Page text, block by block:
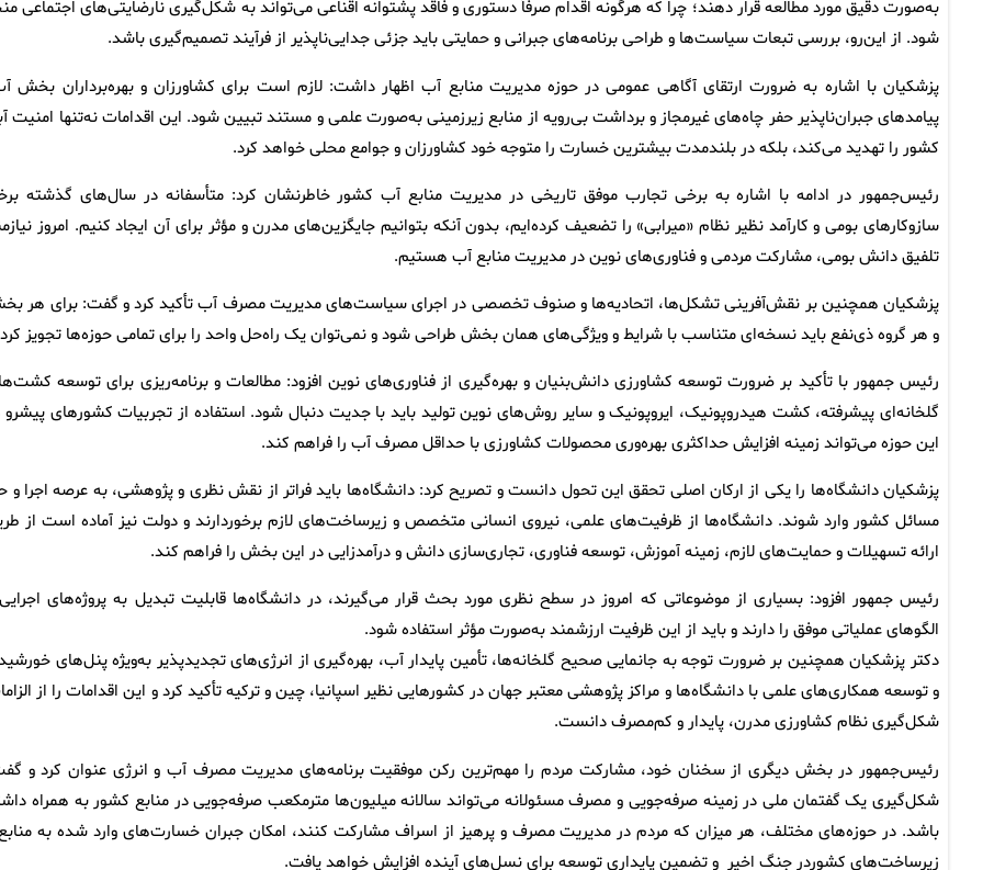
به‌صورت دقیق مورد مطالعه قرار دهند؛ چرا که هرگونه اقدام صرفاً دستوری و فاقد پشتوانه اقناعی می‌تواند به شکل‌گیری نارضایتی‌های اجتماعی
شود. از این‌رو، بررسی تبعات سیاست‌ها و طراحی برنامه‌های جبرانی و حمایتی باید جزئی جدایی‌ناپذیر از فرآیند تصمیم‌گیری باشد.
پزشکیان با اشاره به ضرورت ارتقای آگاهی عمومی در حوزه مدیریت منابع آب اظهار داشت: لازم است برای کشاورزان و بهره‌برداران بخش
پیامدهای جبران‌ناپذیر حفر چاه‌های غیرمجاز و برداشت بی‌رویه از منابع زیرزمینی به‌صورت علمی و مستند تبیین شود. این اقدامات نه‌تنها امنیت
کشور را تهدید می‌کند، بلکه در بلندمدت بیشترین خسارت را متوجه خود کشاورزان و جوامع محلی خواهد کرد.
رئیس‌جمهور در ادامه با اشاره به برخی تجارب موفق تاریخی در مدیریت منابع آب کشور خاطرنشان کرد: متأسفانه در سال‌های گذشته
سازوکارهای بومی و کارآمد نظیر نظام «میرابی» را تضعیف کرده‌ایم، بدون آنکه بتوانیم جایگزین‌های مدرن و مؤثر برای آن ایجاد کنیم. امروز
تلفیق دانش بومی، مشارکت مردمی و فناوری‌های نوین در مدیریت منابع آب هستیم.
پزشکیان همچنین بر نقش‌آفرینی تشکل‌ها، اتحادیه‌ها و صنوف تخصصی در اجرای سیاست‌های مدیریت مصرف آب تأکید کرد و گفت: برای هر
و هر گروه ذی‌نفع باید نسخه‌ای متناسب با شرایط و ویژگی‌های همان بخش طراحی شود و نمی‌توان یک راه‌حل واحد را برای تمامی حوزه‌ها تجویز
رئیس جمهور با تأکید بر ضرورت توسعه کشاورزی دانش‌بنیان و بهره‌گیری از فناوری‌های نوین افزود: مطالعات و برنامه‌ریزی برای توسعه
گلخانه‌ای پیشرفته، کشت هیدروپونیک، ایروپونیک و سایر روش‌های نوین تولید باید با جدیت دنبال شود. استفاده از تجربیات کشورهای پیشرو
این حوزه می‌تواند زمینه افزایش حداکثری بهره‌وری محصولات کشاورزی با حداقل مصرف آب را فراهم کند.
پزشکیان دانشگاه‌ها را یکی از ارکان اصلی تحقق این تحول دانست و تصریح کرد: دانشگاه‌ها باید فراتر از نقش نظری و پژوهشی، به عرصه اجرا و
مسائل کشور وارد شوند. دانشگاه‌ها از ظرفیت‌های علمی، نیروی انسانی متخصص و زیرساخت‌های لازم برخوردارند و دولت نیز آماده است از
ارائه تسهیلات و حمایت‌های لازم، زمینه آموزش، توسعه فناوری، تجاری‌سازی دانش و درآمدزایی در این بخش را فراهم کند.
رئیس جمهور افزود: بسیاری از موضوعاتی که امروز در سطح نظری مورد بحث قرار می‌گیرند، در دانشگاه‌ها قابلیت تبدیل به پروژه‌های
الگوهای عملیاتی موفق را دارند و باید از این ظرفیت ارزشمند به‌صورت مؤثر استفاده شود.
دکتر پزشکیان همچنین بر ضرورت توجه به جانمایی صحیح گلخانه‌ها، تأمین پایدار آب، بهره‌گیری از انرژی‌های تجدیدپذیر به‌ویژه پنل‌های
و توسعه همکاری‌های علمی با دانشگاه‌ها و مراکز پژوهشی معتبر جهان در کشورهایی نظیر اسپانیا، چین و ترکیه تأکید کرد و این اقدامات را از
شکل‌گیری نظام کشاورزی مدرن، پایدار و کم‌مصرف دانست.
رئیس‌جمهور در بخش دیگری از سخنان خود، مشارکت مردم را مهم‌ترین رکن موفقیت برنامه‌های مدیریت مصرف آب و انرژی عنوان کرد و
شکل‌گیری یک گفتمان ملی در زمینه صرفه‌جویی و مصرف مسئولانه می‌تواند سالانه میلیون‌ها مترمکعب صرفه‌جویی در منابع کشور به همراه
باشد. در حوزه‌های مختلف، هر میزان که مردم در مدیریت مصرف و پرهیز از اسراف مشارکت کنند، امکان جبران خسارت‌های وارد شده به
زیرساخت‌های کشوردر جنگ اخیر و تضمین پایداری توسعه برای نسل‌های آینده افزایش خواهد یافت.